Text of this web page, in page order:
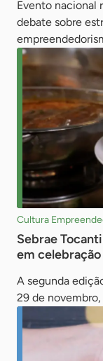
Evento nacional
debate sobre
Cultura
Sebrae
em
A segunda
29 de